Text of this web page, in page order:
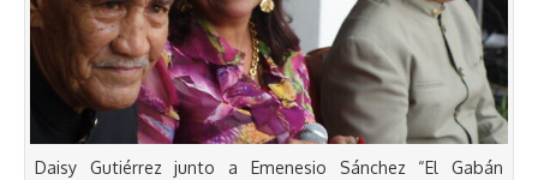
Daisy Gutiérrez junto a Emenesio Sánchez “El Gabán